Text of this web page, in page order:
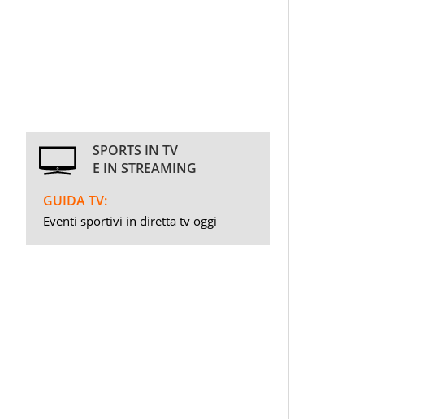
SPORTS IN TV
E IN STREAMING
GUIDA TV:
Eventi sportivi in diretta tv oggi